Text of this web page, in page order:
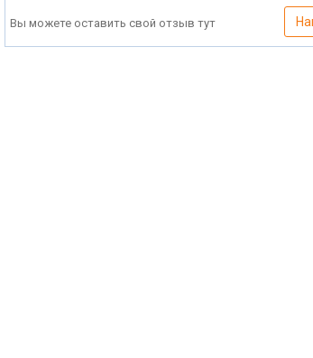
Вы можете оставить свой отзыв тут